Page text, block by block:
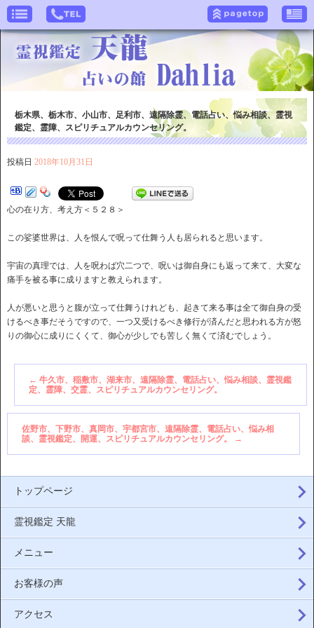
栃木県、栃木市、小山市、足利市、遠隔除霊、電話占い、悩み相談、霊視
鑑定、霊障、スピリチュアルカウンセリング。
投稿日 2018年10月31日
心の在り方、考え方＜５２８＞
この娑婆世界は、人を恨んで呪って仕舞う人も居られると思います。
宇宙の真理では、人を呪わば穴二つで、呪いは御自身にも返って来て、大変な
痛手を被る事に成りますと教えられます。
人が悪いと思うと腹が立って仕舞うけれども、起きて来る事は全て御自身の受
けるべき事だそうですので、一つ又受けるべき修行が済んだと思われる方が怒
りの御心に成りにくくて、御心が少しでも苦しく無くて済むでしょう。
← 牛久市、稲敷市、湖来市、遠隔除霊、電話占い、悩み相談、霊視鑑
定、霊障、交霊、スピリチュアルカウンセリング。
佐野市、下野市、真岡市、宇都宮市、遠隔除霊、電話占い、悩み相
談、霊視鑑定、開運、スピリチュアルカウンセリング。
→
トップページ
霊視鑑定 天龍
メニュー
お客様の声
アクセス